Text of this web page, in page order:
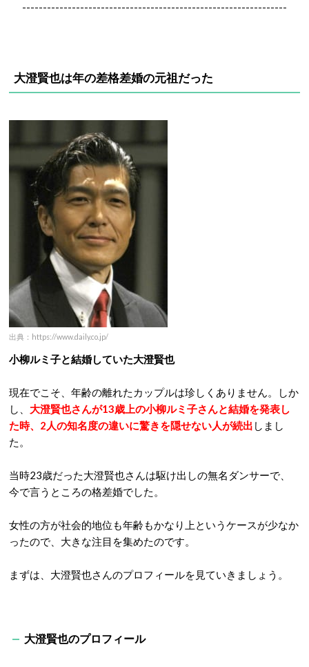
----------------------------------------------------------------
大澄賢也は年の差格差婚の元祖だった
出典：https://www.daily.co.jp/
小柳ルミ子と結婚していた大澄賢也
現在でこそ、年齢の離れたカップルは珍しくありません。しか
し、 大澄賢也さんが13歳上の小柳ルミ子さんと結婚を発表し
た時、2人の知名度の違いに驚きを隠せない人が続出 しまし
た。
当時23歳だった大澄賢也さんは駆け出しの無名ダンサーで、
今で言うところの格差婚でした。
女性の方が社会的地位も年齢もかなり上というケースが少なか
ったので、大きな注目を集めたのです。
まずは、大澄賢也さんのプロフィールを見ていきましょう。
大澄賢也のプロフィール